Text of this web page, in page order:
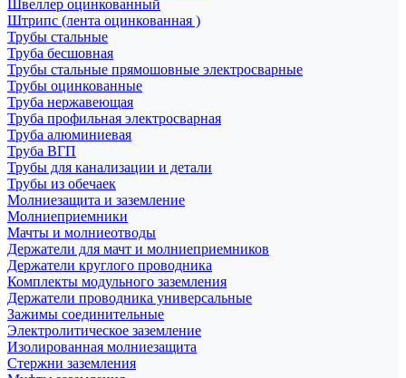
Швеллер оцинкованный
Штрипс (лента оцинкованная )
Трубы стальные
Труба бесшовная
Трубы стальные прямошовные электросварные
Трубы оцинкованные
Труба нержавеющая
Труба профильная электросварная
Труба алюминиевая
Труба ВГП
Трубы для канализации и детали
Трубы из обечаек
Молниезащита и заземление
Молниеприемники
Мачты и молниеотводы
Держатели для мачт и молниеприемников
Держатели круглого проводника
Комплекты модульного заземления
Держатели проводника универсальные
Зажимы соединительные
Электролитическое заземление
Изолированная молниезащита
Стержни заземления